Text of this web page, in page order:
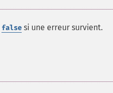
false si une erreur survient.